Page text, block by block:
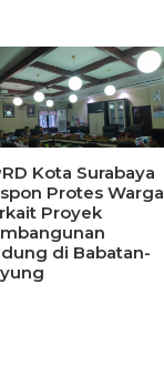
Kota Surabaya
Protes Warga
Proyek
di Babatan-